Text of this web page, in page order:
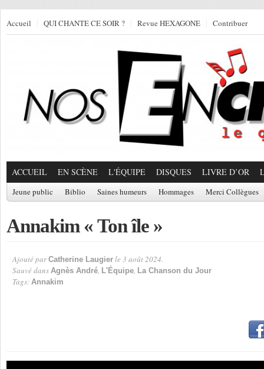
Accueil QUI CHANTE CE SOIR ? Revue HEXAGONE Contribuer
ACCUEIL EN SCÈNE L'ÉQUIPE DISQUES LIVRE D’OR
Jeune public Biblio Saines humeurs Hommages Merci Collègues
Annakim « Ton île »
Ajouté par Catherine Laugier le 3 août 2024.
Sauvé dans Agnès André, L'Équipe, La Chanson du Jour
Tags: Annakim